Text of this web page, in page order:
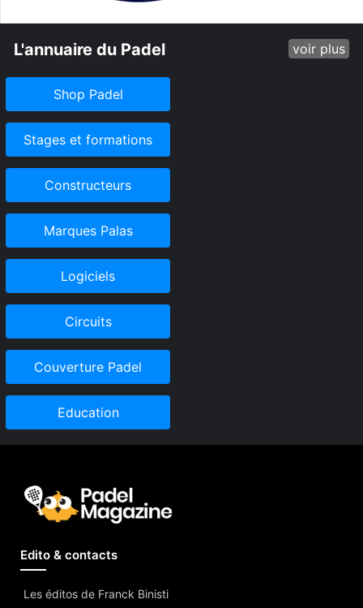
L'annuaire du Padel voir plus
Shop Padel
Stages et formations
Constructeurs
Marques Palas
Logiciels
Circuits
Couverture Padel
Education
Edito & contacts
Les éditos de Franck Binisti